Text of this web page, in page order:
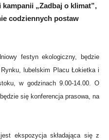
„Zadbaj o klimat”,
codziennych postaw
festyn ekologiczny, będzie
lubelskim Placu Łokietka i
w godzinach 9.00-14.00. O
się konferencja prasowa, na
ekspozycja składająca się z